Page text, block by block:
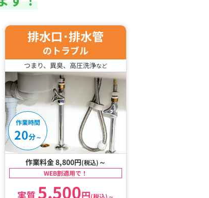
排水口･排水管
のトラブル
つまり、異臭、高圧洗浄など
作業時間
20分～
作業料金 8,800円(税込) ～
WEB割適用で！
実質 5,500円(税込)～